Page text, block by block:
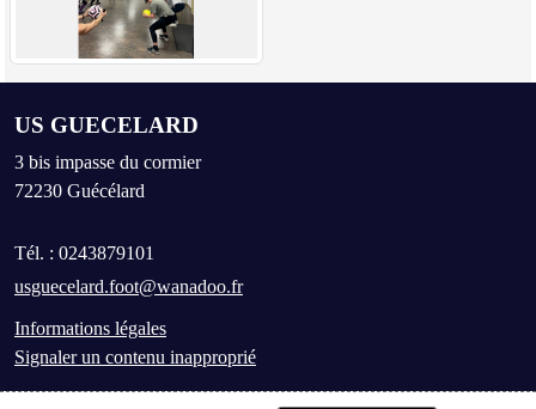
US GUECELARD
3 bis impasse du cormier
72230 Guécélard
Tél. : 0243879101
usguecelard.foot@wanadoo.fr
Informations légales
Signaler un contenu inapproprié